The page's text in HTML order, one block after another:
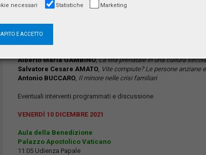
Intervengono:
Giovanni Maria FLICK
Alberto Maria GAMBINO,La vita prenatale in una cultura
Salvatore Cesare AMATO, Vite compiute? Le persone anziane
Antonio BUCCARO, Il minore nelle crisi familiari
Eventuali interventi programmati e discussione
VENERDÌ 10 DICEMBRE 2021
Aula della Benedizione
Palazzo Apostolico Vaticano
11:05 Udienza Papale
necessari Statistiche Marketing
E ACCETTO